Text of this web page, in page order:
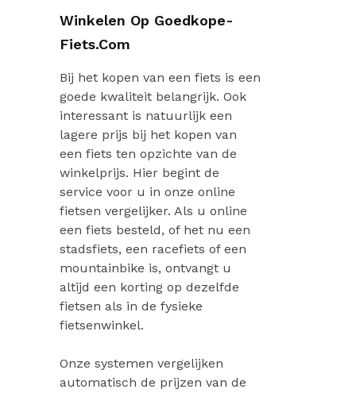
Winkelen Op Goedkope-
Fiets.com
Bij het kopen van een fiets is een
goede kwaliteit belangrijk. Ook
interessant is natuurlijk een
lagere prijs bij het kopen van
een fiets ten opzichte van de
winkelprijs. Hier begint de
service voor u in onze online
fietsen vergelijker. Als u online
een fiets besteld, of het nu een
stadsfiets, een racefiets of een
mountainbike is, ontvangt u
altijd een korting op dezelfde
fietsen als in de fysieke
fietsenwinkel.
Onze systemen vergelijken
automatisch de prijzen van de